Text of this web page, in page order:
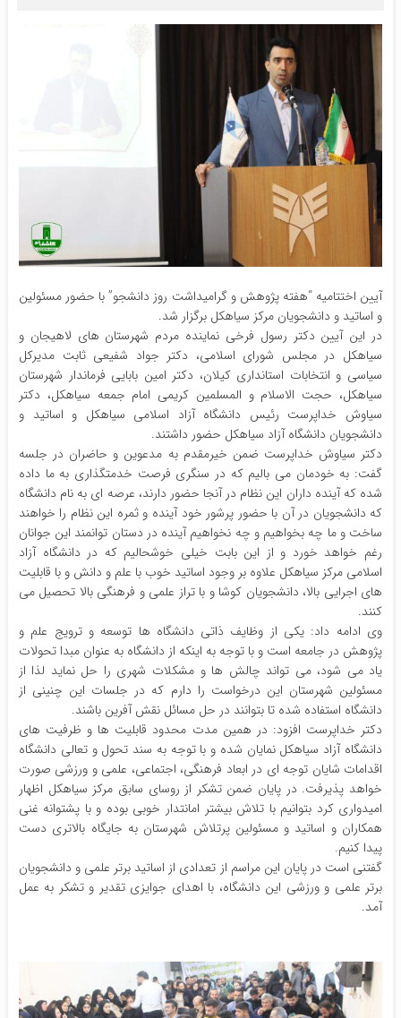
آیین اختتامیه “هفته پژوهش و گرامیداشت روز دانشجو” با حضور مسئولین
و اساتید و دانشجویان مرکز سیاهکل برگزار شد.
در این آیین دکتر رسول فرخی نماینده مردم شهرستان‌ های لاهیجان و
سیاهکل در مجلس شورای اسلامی، دکتر جواد شفیعی ثابت مدیرکل
سیاسی و انتخابات استانداری کیلان، دکتر امین بابایی فرماندار شهرستان
سیاهکل، حجت الاسلام و المسلمین کریمی امام جمعه سیاهکل، دکتر
سیاوش خداپرست رئیس دانشگاه آزاد اسلامی سیاهکل و اساتید و
دانشجویان دانشگاه آزاد سیاهکل حضور داشتند.
دکتر سیاوش خداپرست ضمن خیرمقدم به مدعوین و حاضران در جلسه
گفت: به خودمان می بالیم که در سنگری فرصت خدمتگذاری به ما داده
شده که آینده داران این نظام در آنجا حضور دارند، عرصه ای به نام دانشگاه
که دانشجویان در آن با حضور پرشور خود آینده و ثمره این نظام را خواهند
ساخت و ما چه بخواهیم و چه نخواهیم آینده در دستان توانمند این جوانان
رغم خواهد خورد و از این بابت خیلی خوشحالیم که در دانشگاه آزاد
اسلامی مرکز سیاهکل علاوه بر وجود اساتید خوب با علم و دانش و با قابلیت
های اجرایی بالا، دانشجویان کوشا و با تراز علمی و فرهنگی بالا تحصیل می
کنند‌.
وی ادامه داد: یکی از وظایف ذاتی دانشگاه ها توسعه و ترویج علم و
پژوهش در جامعه است و با توجه به اینکه از دانشگاه به عنوان مبدا تحولات
یاد می شود، می تواند چالش ها و مشکلات شهری را حل نماید لذا از
مسئولین شهرستان این درخواست را دارم که در جلسات این چنینی از
دانشگاه استفاده شده تا بتوانند در حل مسائل نقش آفرین باشند.
دکتر خداپرست افزود: در همین مدت محدود قابلیت ها و ظرفیت های
دانشگاه آزاد سیاهکل نمایان شده و با توجه به سند تحول و تعالی دانشگاه
اقدامات شایان توجه ای در ابعاد فرهنگی، اجتماعی، علمی و ورزشی صورت
خواهد پذیرفت. در پایان ضمن تشکر از روسای سابق مرکز سیاهکل اظهار
امیدواری کرد بتوانیم با تلاش بیشتر امانتدار خوبی بوده و با پشتوانه غنی
همکاران و اساتید و مسئولین پرتلاش شهرستان به جایگاه بالاتری دست
پیدا کنیم.
گفتنی است در پایان این مراسم از تعدادی از اساتید برتر علمی و دانشجویان
برتر علمی و ورزشی این دانشگاه، با اهدای جوایزی تقدیر و تشکر به عمل
آمد.